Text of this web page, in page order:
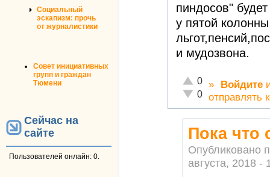
Социальный
эскапизм: прочь
от журналистики
Совет инициативных
групп и граждан
Тюмени
Сейчас на
сайте
Пользователей онлайн: 0.
пиндосов"
у пятой
и мудозвона.
Отлично!
0
Неадекватно!
0
» Войдите
отправлять
Пока что
Опубликовано
августа, 2018 -